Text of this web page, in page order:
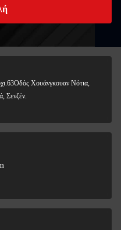
Χουάνγκουαν Νότια,
Σενζέν.